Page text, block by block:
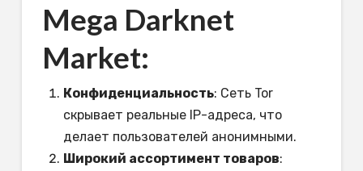
Mega Darknet
Market:
Конфиденциальность: Сеть Tor
скрывает реальные IP-адреса, что
делает пользователей анонимными.
Широкий ассортимент товаров: